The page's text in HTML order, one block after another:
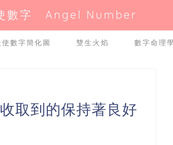
數字 Angel Number
使數字簡化圖 雙生火焰 數字命理
取到的保持著良好